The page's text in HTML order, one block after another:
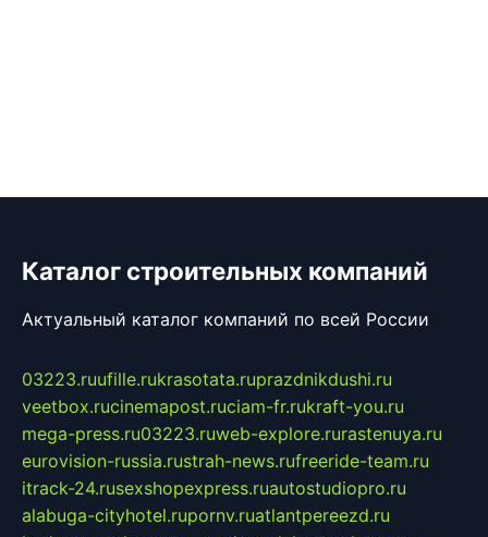
Каталог строительных компаний
Актуальный каталог компаний по всей России
03223.ruufille.rukrasotata.ruprazdnikdushi.ru
veetbox.rucinemapost.ruciam-fr.rukraft-you.ru
mega-press.ru03223.ruweb-explore.rurastenuya.ru
eurovision-russia.rustrah-news.rufreeride-team.ru
itrack-24.rusexshopexpress.ruautostudiopro.ru
alabuga-cityhotel.rupornv.ruatlantpereezd.ru